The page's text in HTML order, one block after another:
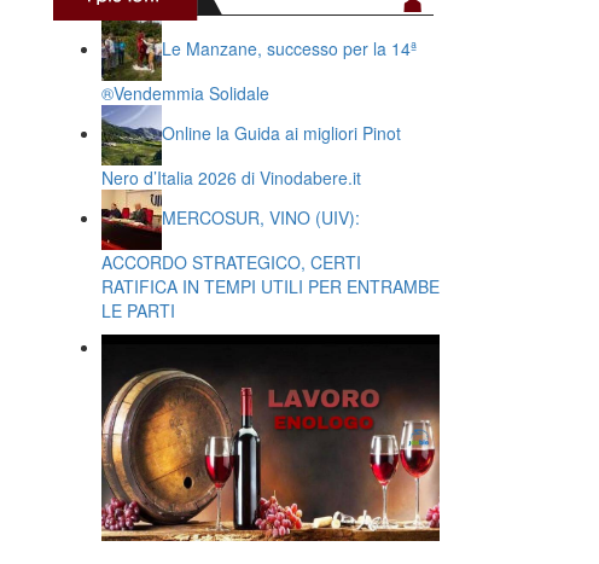
Le Manzane, successo per la 14ª
®️Vendemmia Solidale
Online la Guida ai migliori Pinot
Nero d’Italia 2026 di Vinodabere.it
MERCOSUR, VINO (UIV):
ACCORDO STRATEGICO, CERTI
RATIFICA IN TEMPI UTILI PER ENTRAMBE
LE PARTI